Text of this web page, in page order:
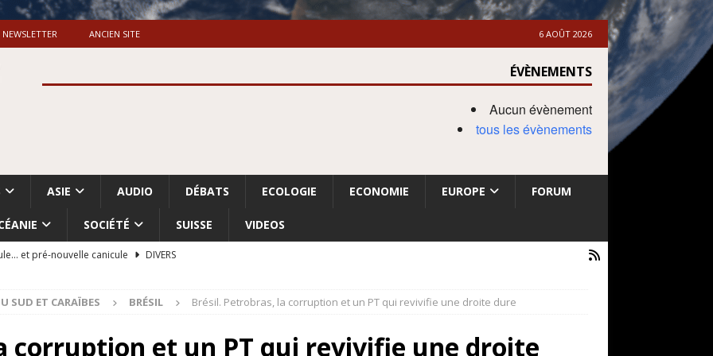
NEWSLETTER ANCIEN SITE 6 AOÛT 2026
ÉVÈNEMENTS
Aucun évènement
tous les évènements
ASIE AUDIO DÉBATS ECOLOGIE ECONOMIE EUROPE FORUM
SOCIÉTÉ SUISSE VIDEOS
et pré-nouvelle canicule
DIVERS
du nettoyage ethnique en Cisjordanie et à Gaza
SUD ET CARAÏBES BRÉSIL Brésil. Petrobras, la corruption et un PT qui revivifie une droite dure
corruption et un PT qui revivifie une droite